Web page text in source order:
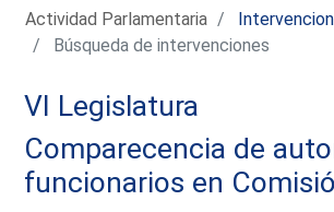
Actividad Parlamentaria
Búsqueda de intervenciones
VI Legislatura
Comparecencia de
funcionarios en